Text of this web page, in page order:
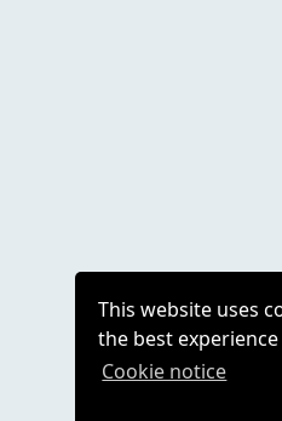
This website uses
the best
Cookie notice